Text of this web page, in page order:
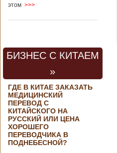
этом >>>
БИЗНЕС С КИТАЕМ
»
ГДЕ В КИТАЕ ЗАКАЗАТЬ
МЕДИЦИНСКИЙ
ПЕРЕВОД С
КИТАЙСКОГО НА
РУССКИЙ ИЛИ ЦЕНА
ХОРОШЕГО
ПЕРЕВОДЧИКА В
ПОДНЕБЕСНОЙ?